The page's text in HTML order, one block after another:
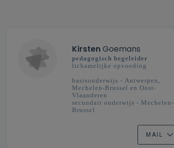
KirstenGoemans
pedagogisch begeleider
lichamelijke opvoeding
basisonderwijs - Antwerpen,
Mechelen-Brussel en Oost-
Vlaanderen
secundair onderwijs - Mechelen-
Brussel
MAIL